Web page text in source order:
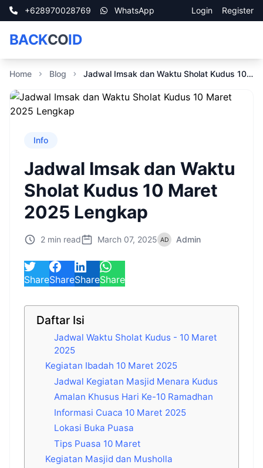
+628970028769 WhatsApp Login Register
BACKCOID
Home Blog Jadwal Imsak dan Waktu Sholat Kudus 10 Maret 2025 Lengkap
Info
Jadwal Imsak dan Waktu
Sholat Kudus 10 Maret
2025 Lengkap
2 min read March 07, 2025 Admin
ShareShareShareShare
Daftar Isi
Jadwal Waktu Sholat Kudus - 10 Maret
2025
Kegiatan Ibadah 10 Maret 2025
Jadwal Kegiatan Masjid Menara Kudus
Amalan Khusus Hari Ke-10 Ramadhan
Informasi Cuaca 10 Maret 2025
Lokasi Buka Puasa
Tips Puasa 10 Maret
Kegiatan Masjid dan Musholla